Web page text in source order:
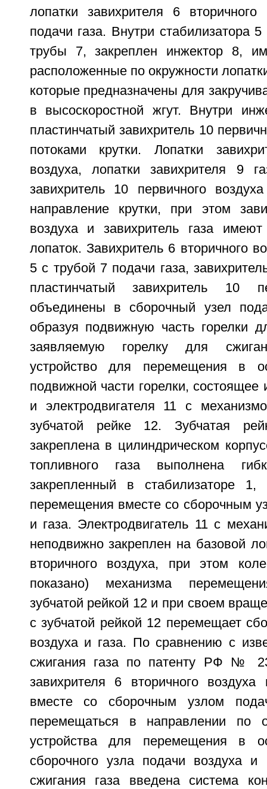
лопатки завихрителя 6
подачи газа. Внутри стабилизатора
трубы 7, закреплен инжектор 8,
расположенные по окружности
которые предназначены для
в высоскоростной жгут. Внутри
пластинчатый завихритель 10
потоками крутки. Лопатки
воздуха, лопатки завихрителя 9
завихритель 10 первичного
направление крутки, при этом
воздуха и завихритель газа имеют
лопаток. Завихритель 6 вторичного
5 с трубой 7 подачи газа,
пластинчатый завихритель 10
объединены в сборочный узел
образуя подвижную часть горелки
заявляемую горелку для
устройство для перемещения в
подвижной части горелки, состоящее
и электродвигателя 11 с
зубчатой рейке 12. Зубчатая
закреплена в цилиндрическом
топливного газа выполнена
закрепленный в стабилизаторе 1,
перемещения вместе со сборочным
и газа. Электродвигатель 11 с
неподвижно закреплен на базовой
вторичного воздуха, при этом
показано) механизма
зубчатой рейкой 12 и при своем
с зубчатой рейкой 12 перемещает
воздуха и газа. По сравнению с
сжигания газа по патенту РФ №
завихрителя 6 вторичного
вместе со сборочным узлом
перемещаться в направлении по
устройства для перемещения в
сборочного узла подачи воздуха и
сжигания газа введена система